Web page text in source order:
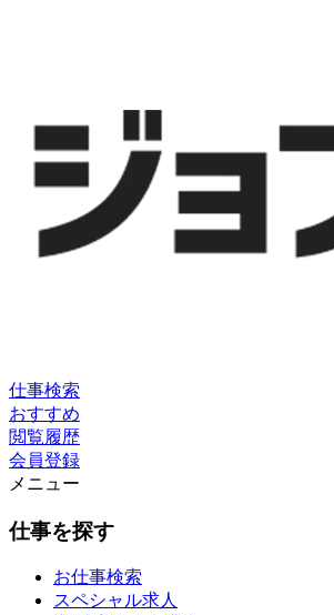
仕事検索
おすすめ
閲覧履歴
会員登録
メニュー
仕事を探す
お仕事検索
スペシャル求人